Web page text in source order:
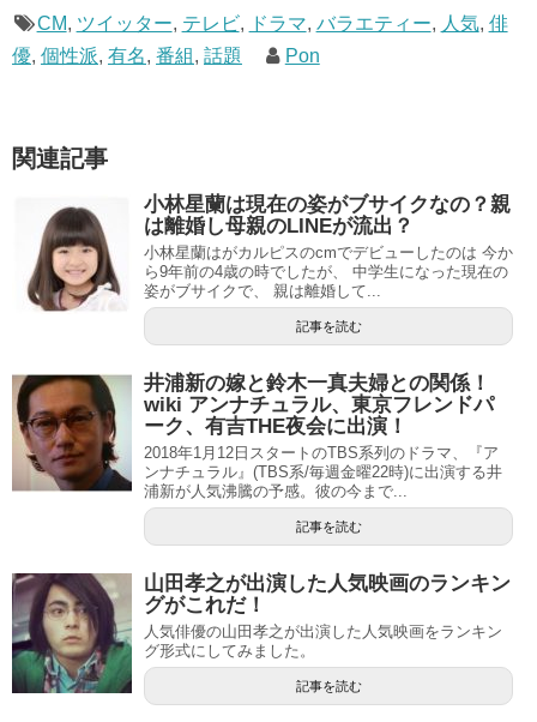
CM, ツイッター, テレビ, ドラマ, バラエティー, 人気, 俳
優, 個性派, 有名, 番組 , 話題 Pon
関連記事
小林星蘭は現在の姿がブサイクなの？親
は離婚し母親のLINEが流出？
小林星蘭はがカルピスのcmでデビューしたのは 今か
ら9年前の4歳の時でしたが、 中学生になった現在の
姿がブサイクで、 親は離婚して...
記事を読む
井浦新の嫁と鈴木一真夫婦との関係！
wiki アンナチュラル、東京フレンドパ
ーク、有吉THE夜会に出演！
2018年1月12日スタートのTBS系列のドラマ、『ア
ンナチュラル』(TBS系/毎週金曜22時)に出演する井
浦新が人気沸騰の予感。彼の今まで...
記事を読む
山田孝之が出演した人気映画のランキン
グがこれだ！
人気俳優の山田孝之が出演した人気映画をランキン
グ形式にしてみました。
記事を読む